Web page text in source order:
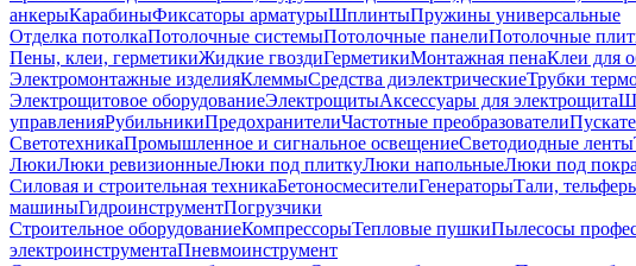
анкерыКарабиныФиксаторы арматурыШплинтыПружины универсальные
Отделка потолкаПотолочные системыПотолочные панелиПотолочные
Пены, клеи, герметикиЖидкие гвоздиГерметикиМонтажная пенаКлеи для
Электромонтажные изделияКлеммыСредства диэлектрическиеТрубки
Электрощитовое оборудованиеЭлектрощитыАксессуары для электрощита
управленияРубильникиПредохранителиЧастотные преобразователи
СветотехникаПромышленное и сигнальное освещениеСветодиодные ленты
ЛюкиЛюки ревизионныеЛюки под плиткуЛюки напольныеЛюки под
Силовая и строительная техникаБетоносмесителиГенераторыТали,
машиныГидроинструментПогрузчики
Строительное оборудованиеКомпрессорыТепловые пушкиПылесосы
электроинструментаПневмоинструмент